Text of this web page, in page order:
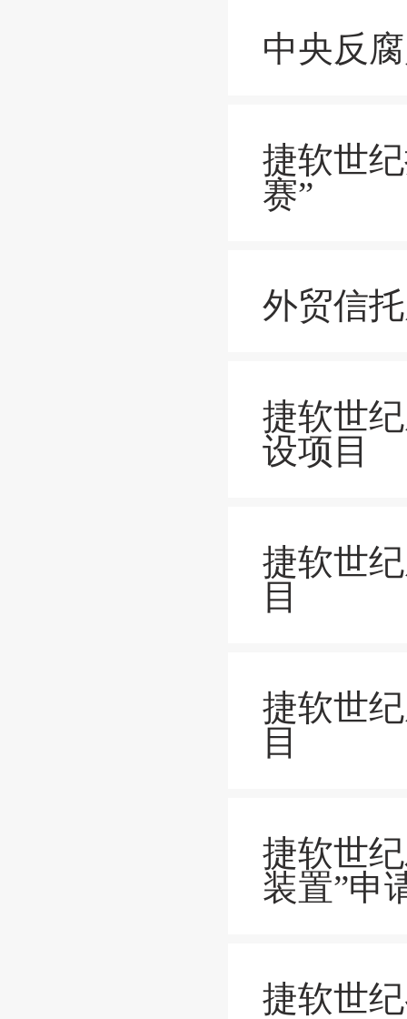
中央反
捷软世
赛”
外贸信
捷软世
设项目
捷软世
目
捷软世
目
捷软世
装置”申
捷软世